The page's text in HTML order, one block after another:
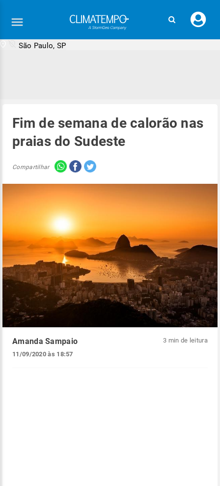
seu
São Paulo, SP
Fim de semana de calorão nas
praias do Sudeste
Compartilhar
Amanda Sampaio
11/09/2020 às 18:57
3 min de leitura